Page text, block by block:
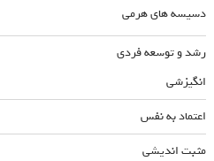
دسیسه های هرمی
رشد و توسعه فردی
انگیزشی
اعتماد به نفس
مثبت اندیشی